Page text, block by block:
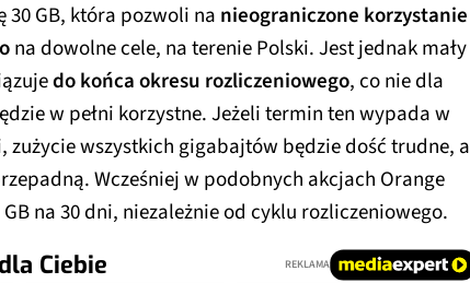
30 GB, która pozwoli na nieograniczone korzystanie
na dowolne cele, na terenie Polski. Jest jednak mały
do końca okresu rozliczeniowego, co nie dla
w pełni korzystne. Jeżeli termin ten wypada w
zużycie wszystkich gigabajtów będzie dość trudne, a
Wcześniej w podobnych akcjach Orange
na 30 dni, niezależnie od cyklu rozliczeniowego.
Ciebie REKLAMA